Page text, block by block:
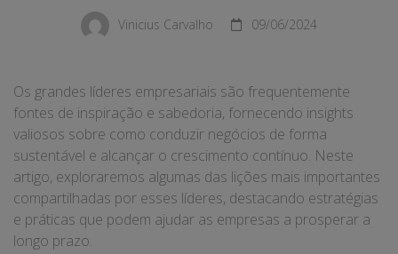
Sucesso
Negócios
Vinicius Carvalho 09/06/2024
Os grandes líderes empresariais são frequentemente
fontes de inspiração e sabedoria, fornecendo insights
valiosos sobre como conduzir negócios de forma
sustentável e alcançar o crescimento contínuo. Neste
artigo, exploraremos algumas das lições mais importantes
compartilhadas por esses líderes, destacando estratégias
e práticas que podem ajudar as empresas a prosperar a
longo prazo.